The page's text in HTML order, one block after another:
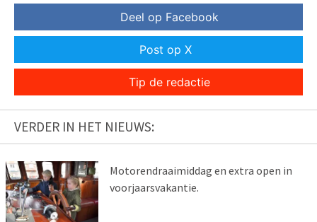
Deel op Facebook
Post op X
Tip de redactie
VERDER IN HET NIEUWS:
Motorendraaimiddag en extra open in
voorjaarsvakantie.